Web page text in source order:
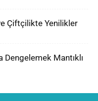
Çiftçilikte Yenilikler
Dengelemek Mantıklı